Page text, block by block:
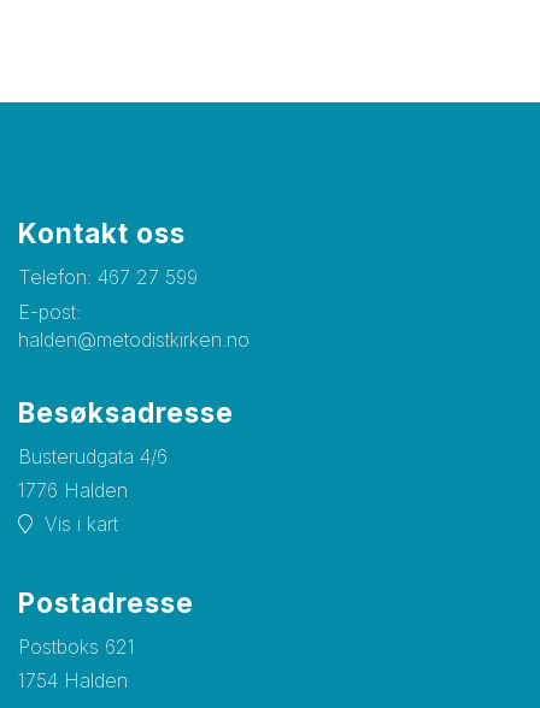
Kontakt oss
Telefon: 467 27 599
E-post:
halden@metodistkirken.no
Besøksadresse
Busterudgata 4/6
1776 Halden
Vis i kart
Postadresse
Postboks 621
1754 Halden